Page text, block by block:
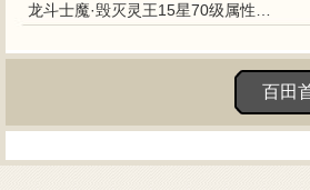
龙斗士魔·毁灭灵王15星70级属性图 守护好不好
百田